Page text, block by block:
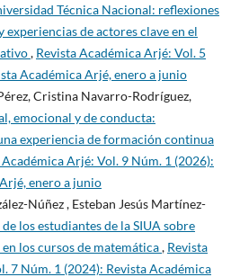
Técnica Nacional: reflexiones
experiencias de actores clave en el
, Revista Académica Arjé: Vol. 5
Académica Arjé, enero a junio
Cristina Navarro-Rodríguez,
emocional y de conducta:
experiencia de formación continua
Académica Arjé: Vol. 9 Núm. 1 (2026):
enero a junio
Núñez , Esteban Jesús Martínez-
los estudiantes de la SIUA sobre
los cursos de matemática, Revista
7 Núm. 1 (2024): Revista Académica